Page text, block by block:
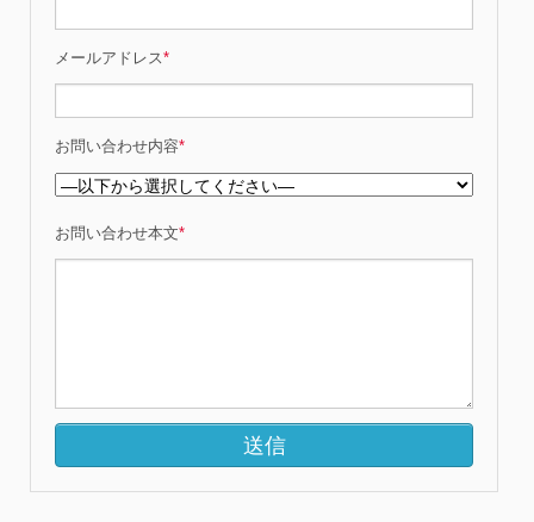
メールアドレス*
お問い合わせ内容*
お問い合わせ本文*